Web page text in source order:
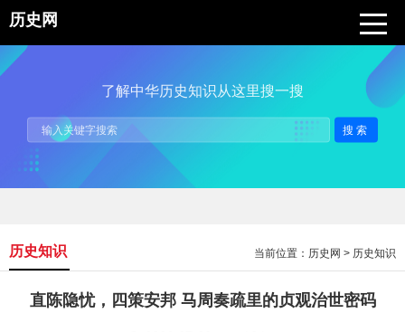
历史网
了解中华历史知识从这里搜一搜
搜索
当前位置： 历史网 > 历史知识
历史知识
直陈隐忧，四策安邦 马周奏疏里的贞观治世密码